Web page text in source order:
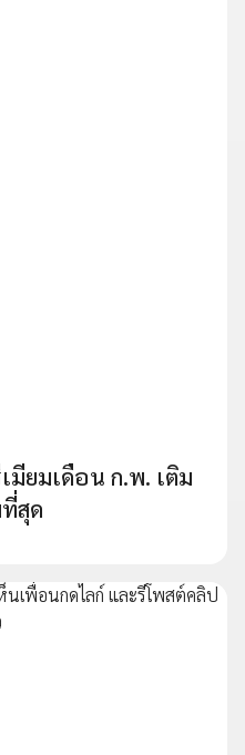
มียมเดือน ก.พ. เติม
สุด